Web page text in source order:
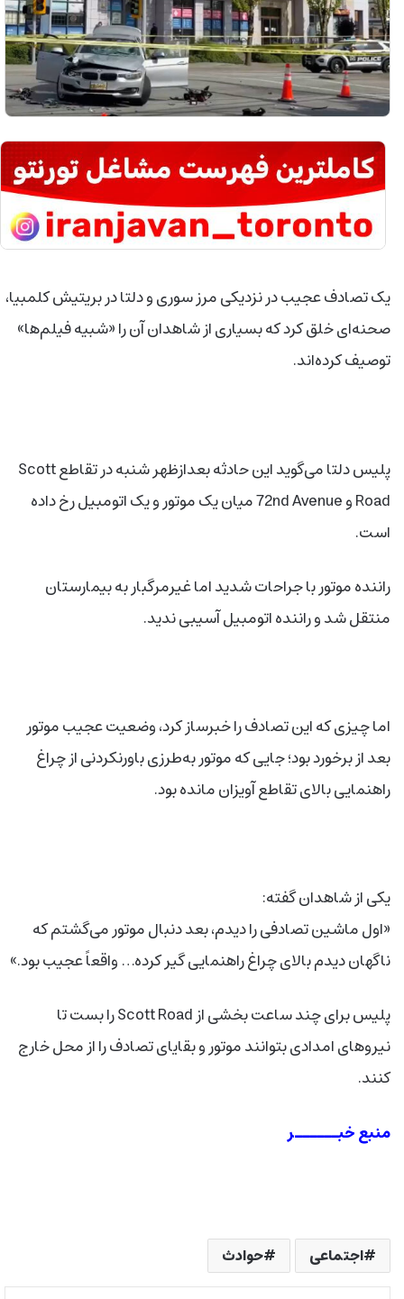
یک تصادف عجیب در نزدیکی مرز سوری و دلتا در بریتیش کلمبیا،
صحنه‌ای خلق کرد که بسیاری از شاهدان آن را «شبیه فیلم‌ها»
توصیف کرده‌اند.
پلیس دلتا می‌گوید این حادثه بعدازظهر شنبه در تقاطع Scott
Road و 72nd Avenue میان یک موتور و یک اتومبیل رخ داده
است.
راننده موتور با جراحات شدید اما غیرمرگبار به بیمارستان
منتقل شد و راننده اتومبیل آسیبی ندید.
اما چیزی که این تصادف را خبرساز کرد، وضعیت عجیب موتور
بعد از برخورد بود؛ جایی که موتور به‌طرزی باورنکردنی از چراغ
راهنمایی بالای تقاطع آویزان مانده بود.
یکی از شاهدان گفته:
«اول ماشین تصادفی را دیدم، بعد دنبال موتور می‌گشتم که
ناگهان دیدم بالای چراغ راهنمایی گیر کرده… واقعاً عجیب بود.»
پلیس برای چند ساعت بخشی از Scott Road را بست تا
نیروهای امدادی بتوانند موتور و بقایای تصادف را از محل خارج
کنند.
منبع خبــــــر
اجتماعی حوادث